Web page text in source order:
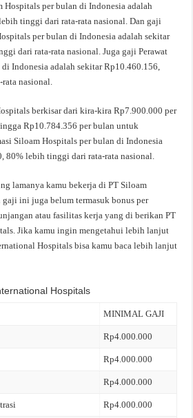
Hospitals per bulan di Indonesia adalah
tinggi dari rata-rata nasional. Dan gaji
per bulan di Indonesia adalah sekitar
dari rata-rata nasional. Juga gaji Perawat
Indonesia adalah sekitar Rp10.460.156,
nasional.
berkisar dari kira-kira Rp7.900.000 per
Rp10.784.356 per bulan untuk
Siloam Hospitals per bulan di Indonesia
80% lebih tinggi dari rata-rata nasional.
lamanya kamu bekerja di PT Siloam
ini juga belum termasuk bonus per
atau fasilitas kerja yang di berikan PT
Jika kamu ingin mengetahui lebih lanjut
Hospitals bisa kamu baca lebih lanjut
Hospitals
MINIMAL GAJI
Rp4.000.000
Rp4.000.000
Rp4.000.000
Rp4.000.000